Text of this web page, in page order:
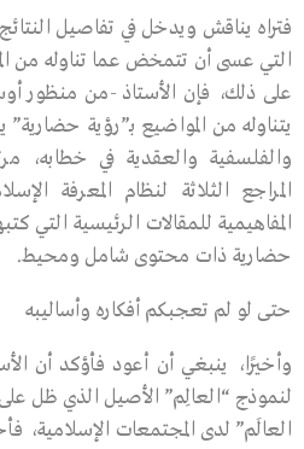
فتراه يناقش ويدخل في تفاصيل النتائج
التي عسى أن تتمخض عما تناوله من
على ذلك، فإن الأستاذ -من منظور
يتناوله من المواضيع بـ”رؤية
والفلسفية والعقدية في خطابه،
المراجع الثلاثة لنظام المعرفة
المفاهيمية للمقالات الرئيسية التي
حضارية ذات محتوى شامل ومحيط.
حتى لو لم تعجبكم أفكاره وأساليبه
وأخيرًا، ينبغي أن أعود فأؤكد أن
لنموذج “العالِم” الأصيل الذي ظل
العالَم” لدى المجتمعات الإسلامية،